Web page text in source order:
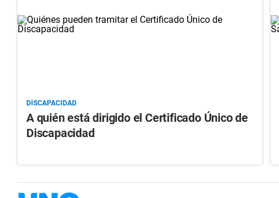
DISCAPACIDAD
A quién está dirigido el Certificado Único de
Discapacidad